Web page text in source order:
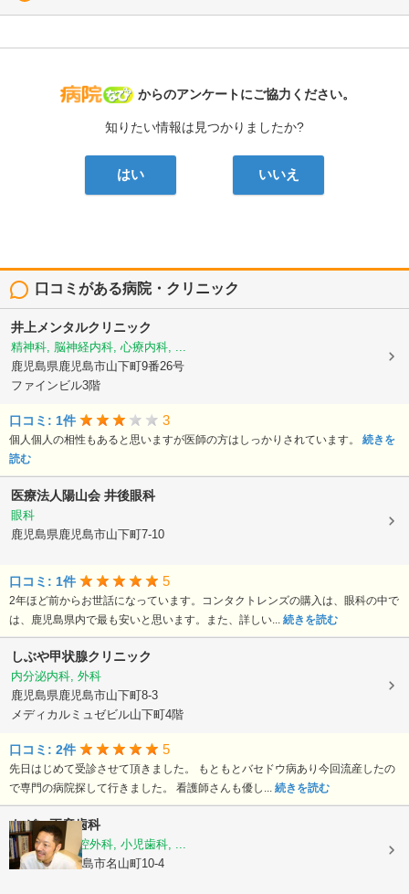
病院なび
からのアンケートにご協力ください。
知りたい情報は見つかりましたか?
はい いいえ
口コミがある病院・クリニック
井上メンタルクリニック
精神科, 脳神経内科, 心療内科, ...
鹿児島県鹿児島市山下町9番26号
ファインビル3階
口コミ: 1件 3
個人個人の相性もあると思いますが医師の方はしっかりされています。 続きを
読む
医療法人陽山会 井後眼科
眼科
鹿児島県鹿児島市山下町7-10
口コミ: 1件 5
2年ほど前からお世話になっています。コンタクトレンズの購入は、眼科の中で
は、鹿児島県内で最も安いと思います。また、詳しい... 続きを読む
しぶや甲状腺クリニック
内分泌内科, 外科
鹿児島県鹿児島市山下町8-3
メディカルミュゼビル山下町4階
口コミ: 2件 5
先日はじめて受診させて頂きました。 もともとバセドウ病あり今回流産したの
で専門の病院探して行きました。 看護師さんも優し... 続きを読む
ながい正彦歯科
歯科, 歯科口腔外科, 小児歯科, ...
鹿児島県鹿児島市名山町10-4